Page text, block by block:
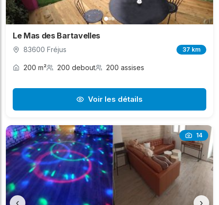
Le Mas des Bartavelles
83600 Fréjus 37 km
200 m² 200 debout 200 assises
Voir les détails
14